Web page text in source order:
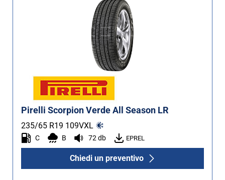
Pirelli Scorpion Verde All Season LR
235/65 R19 109VXL
C B 72 db EPREL
Chiedi un preventivo